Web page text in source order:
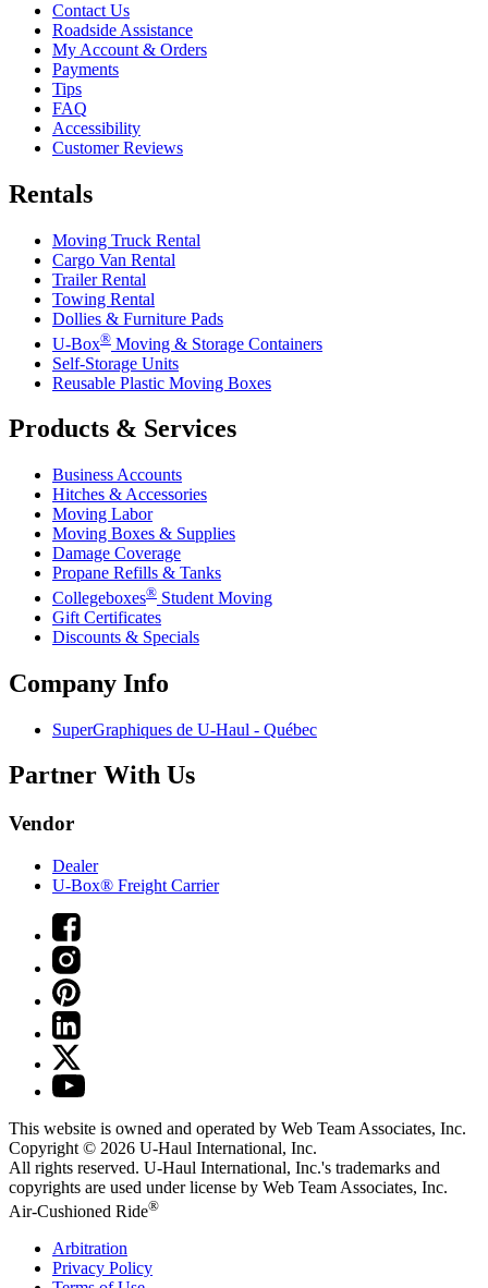
Contact Us
Roadside Assistance
My Account & Orders
Payments
Tips
FAQ
Accessibility
Customer Reviews
Rentals
Moving Truck Rental
Cargo Van Rental
Trailer Rental
Towing Rental
Dollies & Furniture Pads
U-Box® Moving & Storage Containers
Self-Storage Units
Reusable Plastic Moving Boxes
Products & Services
Business Accounts
Hitches & Accessories
Moving Labor
Moving Boxes & Supplies
Damage Coverage
Propane Refills & Tanks
Collegeboxes® Student Moving
Gift Certificates
Discounts & Specials
Company Info
SuperGraphiques de U-Haul - Québec
Partner With Us
Vendor
Dealer
U-Box® Freight Carrier
This website is owned and operated by Web Team Associates, Inc.
Copyright © 2026 U-Haul International, Inc.
All rights reserved. U-Haul International, Inc.'s trademarks and
copyrights are used under license by Web Team Associates, Inc.
Air-Cushioned Ride®
Arbitration
Privacy Policy